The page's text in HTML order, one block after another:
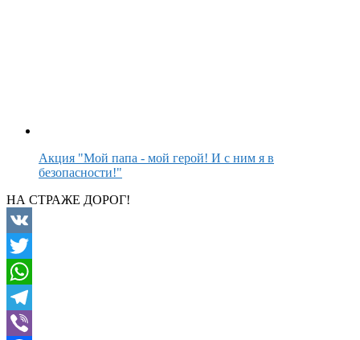
Акция "Мой папа - мой герой! И с ним я в
безопасности!"
НА СТРАЖЕ ДОРОГ!
VK
Twitter
WhatsApp
Telegram